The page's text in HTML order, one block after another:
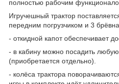
полностью рабочим
Игручешный трактор
передним погрузчиком и 3
- откидной капот обеспечивает
- в кабину можно посадить
(приобретается отдельно).
- колёса трактора